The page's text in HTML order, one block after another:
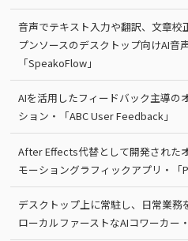
音声でテキスト入力や翻訳、文章校
プンソースのデスクトップ向けAI音
「SpeakoFlow」
AIを活用したフィードバック主導の
ション・「ABC User Feedback」
After Effects代替として開発された
モーショングラフィックアプリ・「
デスクトップ上に常駐し、日常業務
ローカルファーストなAIコワーカー